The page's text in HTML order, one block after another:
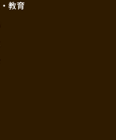
教育